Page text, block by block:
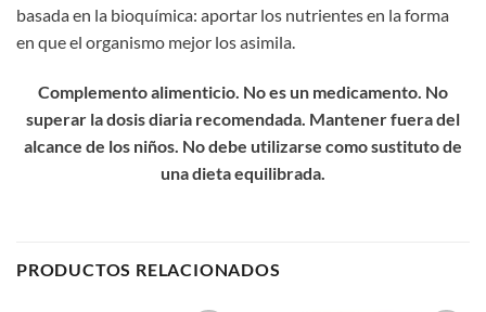
basada en la bioquímica: aportar los nutrientes en la forma
en que el organismo mejor los asimila.
Complemento alimenticio. No es un medicamento. No
superar la dosis diaria recomendada. Mantener fuera del
alcance de los niños. No debe utilizarse como sustituto de
una dieta equilibrada.
PRODUCTOS RELACIONADOS